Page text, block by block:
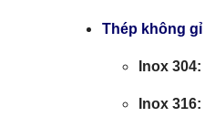
Thép không
Inox 304:
Inox 316: